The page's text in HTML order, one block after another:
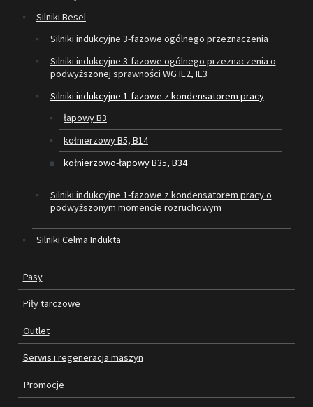
PIŁY TARCZOWE
SERWIS I REGENERACJA MASZYN
PROMOCJE
REGULAMIN
KATALOGI
OBRABIARKI DO DREWNA
SILNIKI ELEKTRYCZNE
PASY KLINOWE
FILMY
KONTAKT
Silniki Besel
Silniki indukcyjne 3-fazowe ogólnego przeznaczenia
Silniki indukcyjne 3-fazowe ogólnego przeznaczenia o
podwyższonej sprawności WG IE2, IE3
Silniki indukcyjne 1-fazowe z kondensatorem pracy
łapowy B3
kołnierzowy B5, B14
kołnierzowo-łapowy B35, B34
Silniki indukcyjne 1-fazowe z kondensatorem pracy o
podwyższonym momencie rozruchowym
Silniki Celma Indukta
Pasy
Piły tarczowe
Outlet
Serwis i regeneracja maszyn
Promocje